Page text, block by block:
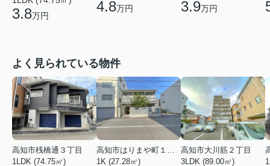
3.8万円
4.8万円 3.9万円
よく見られている物件
高知市桟橋通３丁目
1LDK (74.75㎡)
高知市はりまや町１丁目
1K (27.28㎡)
高知市大川筋２丁目
3LDK (89.00㎡)